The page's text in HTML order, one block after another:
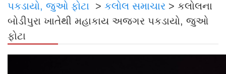
પકડાયો, જુઓ ફોટા
> કલોલ સમાચાર > કલોલના
બોડીપુરા ખાતેથી મહાકાય અજગર પકડાયો, જુઓ
ફોટા